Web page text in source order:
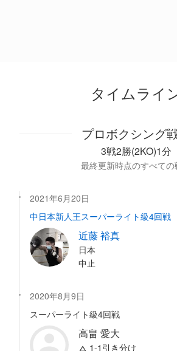
タイムライ
プロボクシング
3戦2勝(2KO)1分
最終更新時点のすべての
2021年6月20日
中日本新人王スーパーライト級4回戦
近藤 裕真
日本
中止
2020年8月9日
スーパーライト級4回戦
高畠 愛大
1-1引き分け